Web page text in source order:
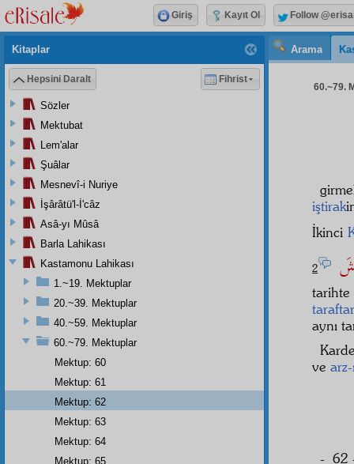
Arama
60.~79.
iştirak
İkinci
2
aynı
ve
- 62
Kitaplar
Hepsini Daralt Fihrist
Sözler
Mektubat
Lem'alar
Şuâlar
Mesnevî-i Nuriye
İşârâtü'l-İ'câz
Asâ-yı Mûsâ
Barla Lahikası
Kastamonu Lahikası
1.~19. Mektuplar
20.~39. Mektuplar
40.~59. Mektuplar
60.~79. Mektuplar
Mektup: 60
Mektup: 61
Mektup: 62
Mektup: 63
Mektup: 64
Mektup: 65
Giriş Kayıt Ol Follow